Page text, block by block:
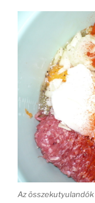
Az összekutyulandók